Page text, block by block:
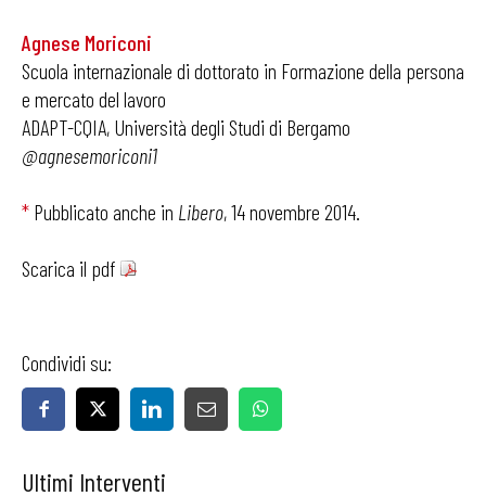
Agnese Moriconi
Scuola internazionale di dottorato in Formazione della persona
e mercato del lavoro
ADAPT-CQIA, Università degli Studi di Bergamo
@agnesemoriconi1
* Pubblicato anche in Libero, 14 novembre 2014.
Scarica il pdf
Condividi su:
Ultimi Interventi